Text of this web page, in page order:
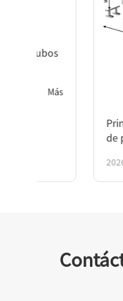
Principio de
de